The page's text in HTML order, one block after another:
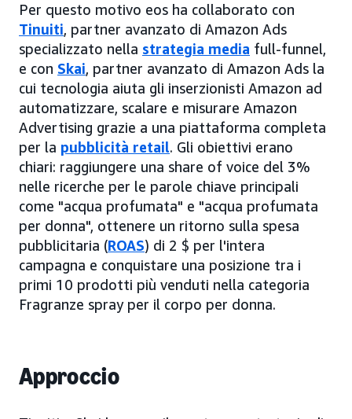
Per questo motivo eos ha collaborato con
Tinuiti, partner avanzato di Amazon Ads
specializzato nella strategia media full-funnel,
e con Skai, partner avanzato di Amazon Ads la
cui tecnologia aiuta gli inserzionisti Amazon ad
automatizzare, scalare e misurare Amazon
Advertising grazie a una piattaforma completa
per la pubblicità retail. Gli obiettivi erano
chiari: raggiungere una share of voice del 3%
nelle ricerche per le parole chiave principali
come "acqua profumata" e "acqua profumata
per donna", ottenere un ritorno sulla spesa
pubblicitaria (ROAS) di 2 $ per l'intera
campagna e conquistare una posizione tra i
primi 10 prodotti più venduti nella categoria
Fragranze spray per il corpo per donna.
Approccio